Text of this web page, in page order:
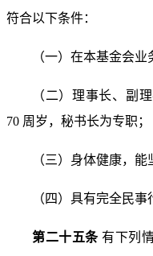
符合以下条件：
（一）在本基金会业
（二）理事长、副
70 周岁，秘书长为专职；
（三）身体健康，能
（四）具有完全民事
第二十五条有下列